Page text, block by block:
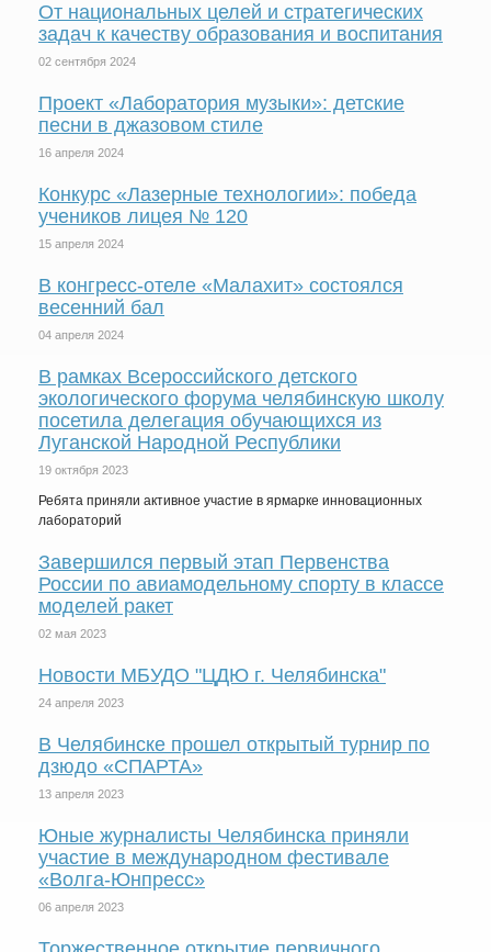
От национальных целей и стратегических
задач к качеству образования и воспитания
02 сентября 2024
Проект «Лаборатория музыки»: детские
песни в джазовом стиле
16 апреля 2024
Конкурс «Лазерные технологии»: победа
учеников лицея № 120
15 апреля 2024
В конгресс-отеле «Малахит» состоялся
весенний бал
04 апреля 2024
В рамках Всероссийского детского
экологического форума челябинскую школу
посетила делегация обучающихся из
Луганской Народной Республики
19 октября 2023
Ребята приняли активное участие в ярмарке инновационных
лабораторий
Завершился первый этап Первенства
России по авиамодельному спорту в классе
моделей ракет
02 мая 2023
Новости МБУДО "ЦДЮ г. Челябинска"
24 апреля 2023
В Челябинске прошел открытый турнир по
дзюдо «СПАРТА»
13 апреля 2023
Юные журналисты Челябинска приняли
участие в международном фестивале
«Волга-Юнпресс»
06 апреля 2023